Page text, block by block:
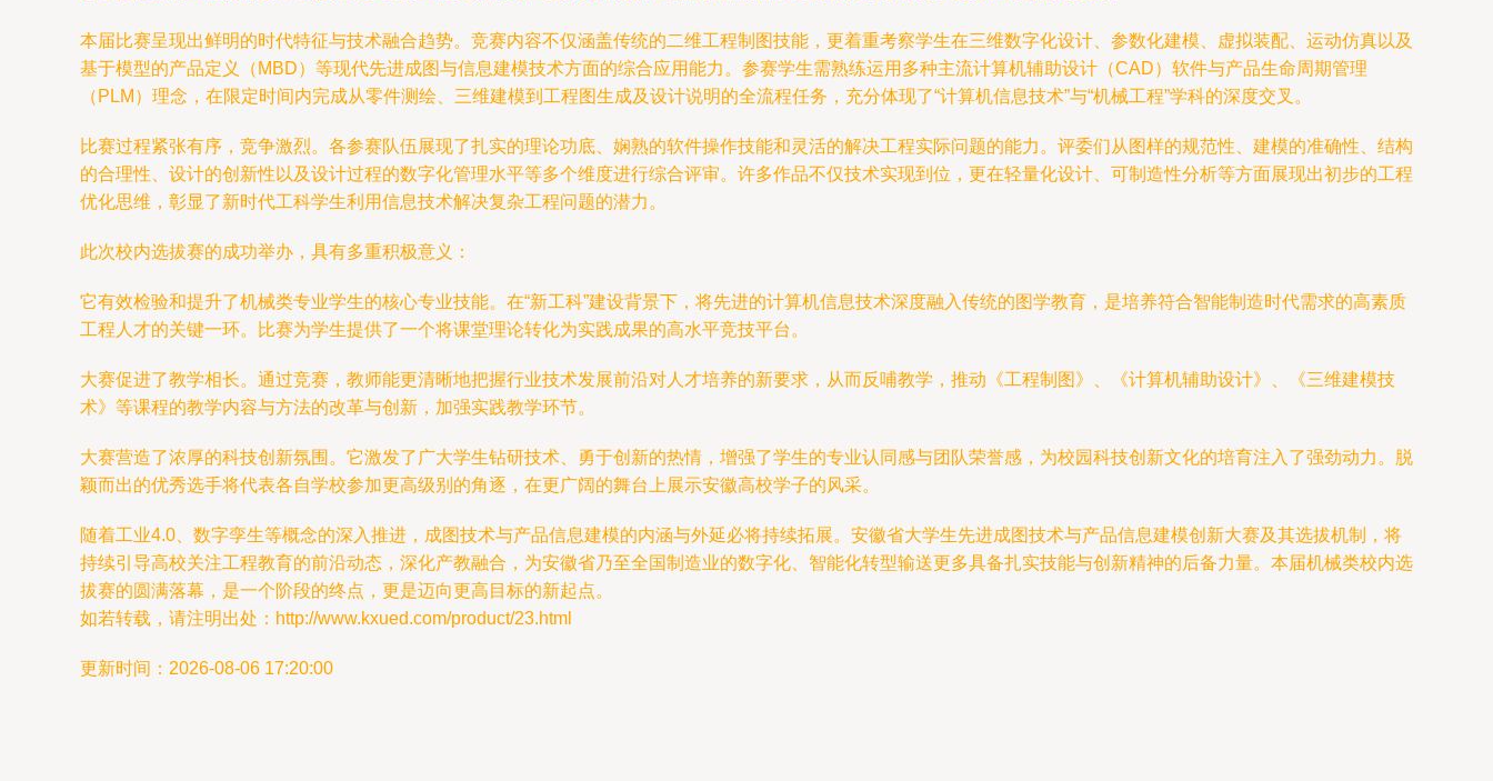
本届比赛呈现出鲜明的时代特征与技术融合趋势。竞赛内容不仅涵盖传统的二维工程制图技能，更着重考察学生在三维数字化设计、参数化建模、虚拟装配、运动仿真以及
基于模型的产品定义（MBD）等现代先进成图与信息建模技术方面的综合应用能力。参赛学生需熟练运用多种主流计算机辅助设计（CAD）软件与产品生命周期管理
（PLM）理念，在限定时间内完成从零件测绘、三维建模到工程图生成及设计说明的全流程任务，充分体现了“计算机信息技术”与“机械工程”学科的深度交叉。
比赛过程紧张有序，竞争激烈。各参赛队伍展现了扎实的理论功底、娴熟的软件操作技能和灵活的解决工程实际问题的能力。评委们从图样的规范性、建模的准确性、结构
的合理性、设计的创新性以及设计过程的数字化管理水平等多个维度进行综合评审。许多作品不仅技术实现到位，更在轻量化设计、可制造性分析等方面展现出初步的工程
优化思维，彰显了新时代工科学生利用信息技术解决复杂工程问题的潜力。
此次校内选拔赛的成功举办，具有多重积极意义：
它有效检验和提升了机械类专业学生的核心专业技能。在“新工科”建设背景下，将先进的计算机信息技术深度融入传统的图学教育，是培养符合智能制造时代需求的高素质
工程人才的关键一环。比赛为学生提供了一个将课堂理论转化为实践成果的高水平竞技平台。
大赛促进了教学相长。通过竞赛，教师能更清晰地把握行业技术发展前沿对人才培养的新要求，从而反哺教学，推动《工程制图》、《计算机辅助设计》、《三维建模技
术》等课程的教学内容与方法的改革与创新，加强实践教学环节。
大赛营造了浓厚的科技创新氛围。它激发了广大学生钻研技术、勇于创新的热情，增强了学生的专业认同感与团队荣誉感，为校园科技创新文化的培育注入了强劲动力。脱
颖而出的优秀选手将代表各自学校参加更高级别的角逐，在更广阔的舞台上展示安徽高校学子的风采。
随着工业4.0、数字孪生等概念的深入推进，成图技术与产品信息建模的内涵与外延必将持续拓展。安徽省大学生先进成图技术与产品信息建模创新大赛及其选拔机制，将
持续引导高校关注工程教育的前沿动态，深化产教融合，为安徽省乃至全国制造业的数字化、智能化转型输送更多具备扎实技能与创新精神的后备力量。本届机械类校内选
拔赛的圆满落幕，是一个阶段的终点，更是迈向更高目标的新起点。
如若转载，请注明出处：http://www.kxued.com/product/23.html
更新时间：2026-08-06 17:20:00